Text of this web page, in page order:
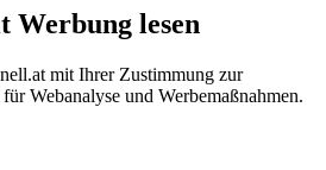
Werbung lesen
mit Ihrer Zustimmung zur
Webanalyse und Werbemaßnahmen.